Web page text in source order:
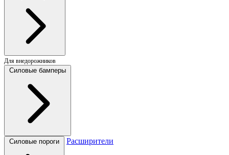
Для внедорожников
Силовые бамперы
Силовые пороги Расширители